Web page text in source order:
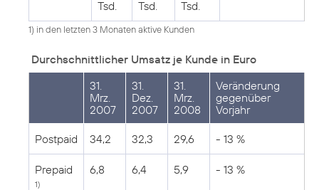
Tsd. Tsd. Tsd.
1) in den letzten 3 Monaten aktive Kunden
Durchschnittlicher Umsatz je Kunde in Euro
31.
Mrz.
2007
31.
Dez.
2007
31.
Mrz.
2008
Veränderung
gegenüber
Vorjahr
Postpaid 34,2 32,3 29,6 - 13 %
Prepaid
1)
6,8 6,4 5,9 - 13 %